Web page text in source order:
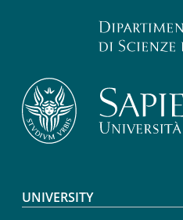
Footer menu
UNIVERSITY